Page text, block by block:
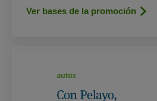
Ver bases de la promoción